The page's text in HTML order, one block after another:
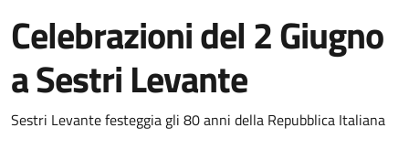
Celebrazioni del 2 Giugno
a Sestri Levante
Dettagli della notizia
Sestri Levante festeggia gli 80 anni della Repubblica Italiana